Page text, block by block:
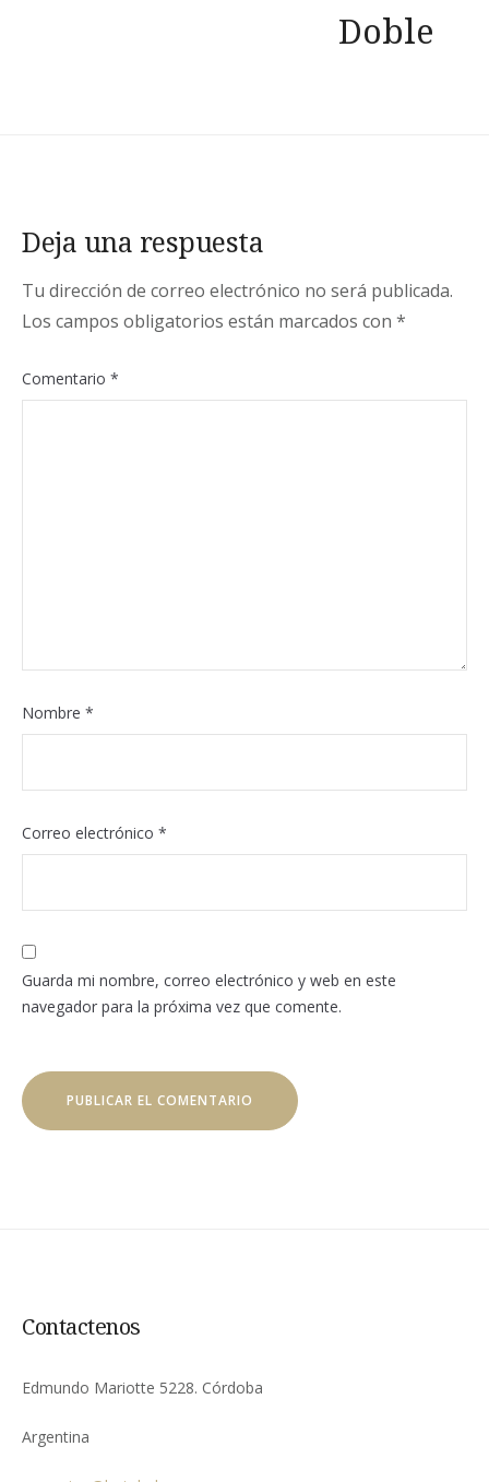
Doble
Deja una respuesta
Tu dirección de correo electrónico no será publicada.
Los campos obligatorios están marcados con *
Comentario *
Nombre *
Correo electrónico *
Guarda mi nombre, correo electrónico y web en este
navegador para la próxima vez que comente.
Contactenos
Edmundo Mariotte 5228. Córdoba
Argentina